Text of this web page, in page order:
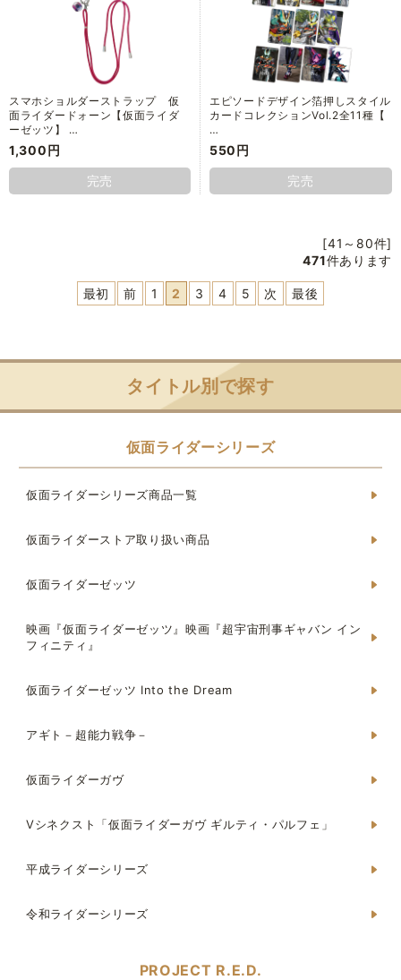
スマホショルダーストラップ 仮
面ライダードォーン【仮面ライダ
ーゼッツ】 …
1,300円
完売
エピソードデザイン箔押しスタイル
カードコレクションVol.2全11種【
…
550円
完売
[41～80件]
471件あります
最初 前 1 2 3 4 5 次 最後
タイトル別で探す
仮面ライダーシリーズ
仮面ライダーシリーズ商品一覧
仮面ライダーストア取り扱い商品
仮面ライダーゼッツ
映画『仮面ライダーゼッツ』映画『超宇宙刑事ギャバン イン
フィニティ』
仮面ライダーゼッツ Into the Dream
アギト－超能力戦争－
仮面ライダーガヴ
Vシネクスト「仮面ライダーガヴ ギルティ・パルフェ」
平成ライダーシリーズ
令和ライダーシリーズ
PROJECT R.E.D.